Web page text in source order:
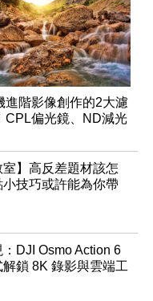
進階影像創作的2大濾
CPL偏光鏡、ND減光
室】高反差題材該怎
技巧或許能為你帶
DJI Osmo Action 6
鎖 8K 錄影與雲端工